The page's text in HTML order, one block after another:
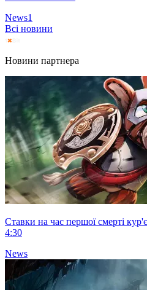
News1
Всі новини
Новини партнера
Ставки на час першої смерті
4:30
News